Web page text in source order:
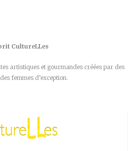
CultureLLes
artistiques et gourmandes créées par des
femmes d’exception.